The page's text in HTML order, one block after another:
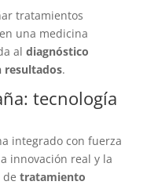
tratamientos
una medicina
al diagnóstico
resultados.
tecnología
integrado con fuerza
innovación real y la
de tratamiento